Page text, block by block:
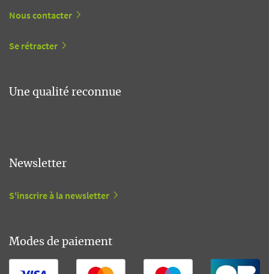
Nous contacter
Se rétracter
Une qualité reconnue
Newsletter
S'inscrire à la newsletter
Modes de paiement